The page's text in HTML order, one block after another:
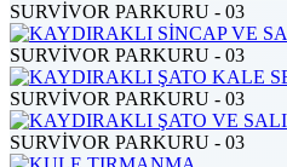
SURVİVOR PARKURU - 03
SURVİVOR PARKURU - 03
SURVİVOR PARKURU - 03
SURVİVOR PARKURU - 03